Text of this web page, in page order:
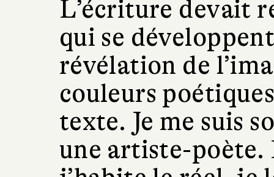
L’écriture devait
qui se
révélation de
couleurs
texte. Je me suis
une artiste-poète.